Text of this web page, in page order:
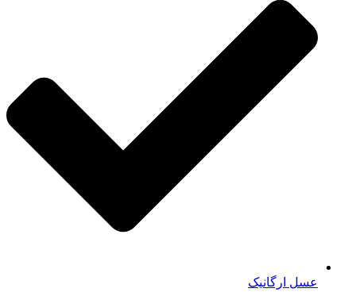
عسل ارگانیک